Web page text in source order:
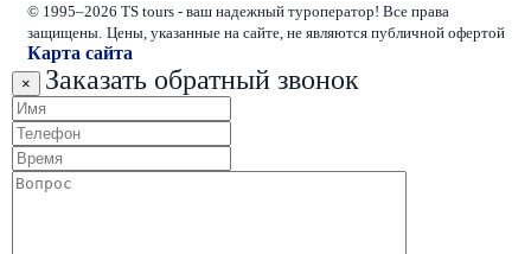
© 1995–2026 TS tours - ваш надежный туроператор! Все права
защищены. Цены, указанные на сайте, не являются публичной офертой
Карта сайта
× Заказать обратный звонок